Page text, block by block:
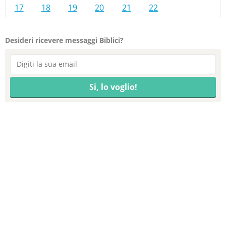
17
18 19 20 21 22
Desideri ricevere messaggi Biblici?